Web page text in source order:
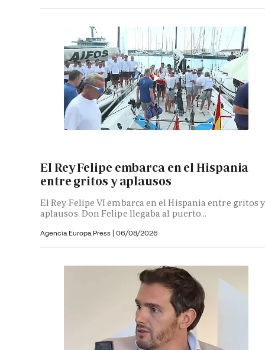
El Rey Felipe embarca en el Hispania
entre gritos y aplausos
El Rey Felipe VI embarca en el Hispania entre gritos y
aplausos. Don Felipe llegaba al puerto...
Agencia Europa Press | 06/08/2026